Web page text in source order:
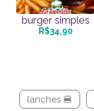
burger simples
R$34,90
lanches 🍔